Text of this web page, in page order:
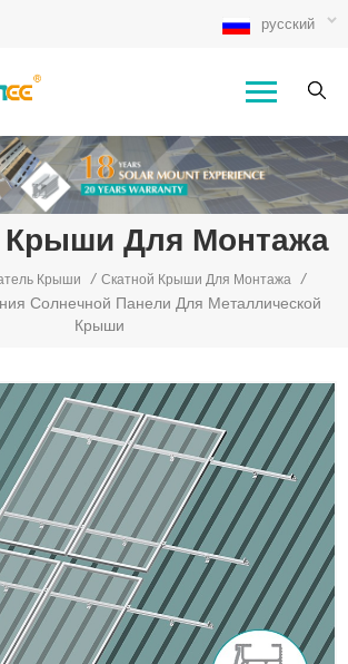
русский
Крыши Для Монтажа
Крыши / Скатной Крыши Для Монтажа
/
Солнечной Панели Для Металлической
Крыши